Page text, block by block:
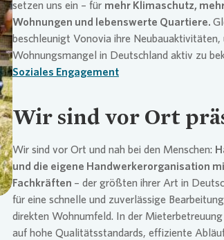
setzen uns ein – für mehr Klimaschutz,
Wohnungen und lebenswerte Quartiere.
beschleunigt Vonovia ihre Neubauaktivitäten,
Wohnungsmangel in Deutschland aktiv zu
Soziales Engagement
Wir sind vor Ort
Wir sind vor Ort und nah bei den Menschen:
und die eigene Handwerkerorganisation
Fachkräften – der größten ihrer Art in
für eine schnelle und zuverlässige
direkten Wohnumfeld. In der
auf hohe Qualitätsstandards, effiziente